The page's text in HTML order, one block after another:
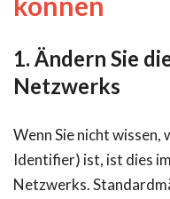
1. Ändern Sie
Netzwerks
Wenn Sie nicht wissen,
Identifier) ist, ist dies
Netzwerks.